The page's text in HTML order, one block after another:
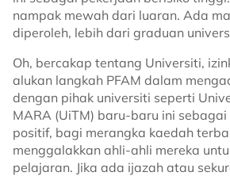
nampak mewah dari luaran. Ada
diperoleh, lebih dari graduan
Oh, bercakap tentang Universiti,
alukan langkah PFAM dalam
dengan pihak universiti seperti
MARA (UiTM) baru-baru ini
positif, bagi merangka kaedah
menggalakkan ahli-ahli mereka
pelajaran. Jika ada ijazah atau